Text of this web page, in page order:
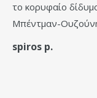
το κορυφαίο
Μπέντμαν-
spiros p.